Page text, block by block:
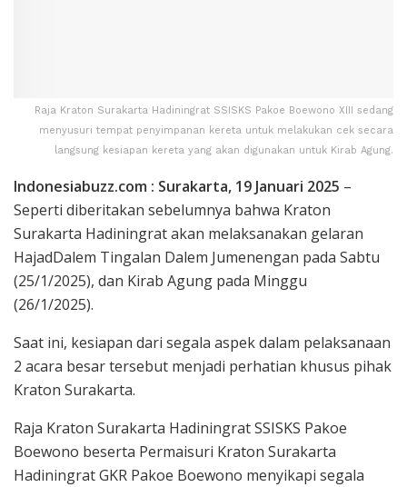
Raja Kraton Surakarta Hadiningrat SSISKS Pakoe Boewono XIII sedang
menyusuri tempat penyimpanan kereta untuk melakukan cek secara
langsung kesiapan kereta yang akan digunakan untuk Kirab Agung.
Indonesiabuzz.com : Surakarta, 19 Januari 2025 –
Seperti diberitakan sebelumnya bahwa Kraton
Surakarta Hadiningrat akan melaksanakan gelaran
HajadDalem Tingalan Dalem Jumenengan pada Sabtu
(25/1/2025), dan Kirab Agung pada Minggu
(26/1/2025).
Saat ini, kesiapan dari segala aspek dalam pelaksanaan
2 acara besar tersebut menjadi perhatian khusus pihak
Kraton Surakarta.
Raja Kraton Surakarta Hadiningrat SSISKS Pakoe
Boewono beserta Permaisuri Kraton Surakarta
Hadiningrat GKR Pakoe Boewono menyikapi segala